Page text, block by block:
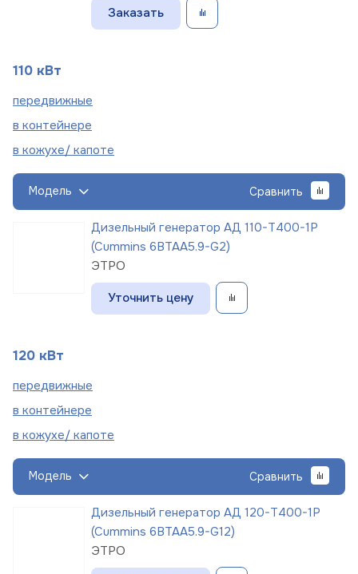
Заказать
110 кВт
передвижные
в контейнере
в кожухе/ капоте
Модель Сравнить
Дизельный генератор АД 110-Т400-1Р
(Cummins 6BTAA5.9-G2)
ЭТРО
Уточнить цену
120 кВт
передвижные
в контейнере
в кожухе/ капоте
Модель Сравнить
Дизельный генератор АД 120-Т400-1Р
(Cummins 6BTAA5.9-G12)
ЭТРО